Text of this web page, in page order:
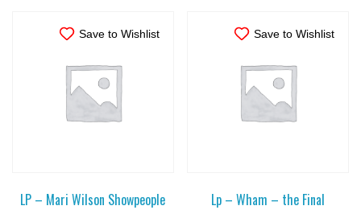
Save to Wishlist
LP – Mari Wilson Showpeople
Save to Wishlist
Lp – Wham – the Final